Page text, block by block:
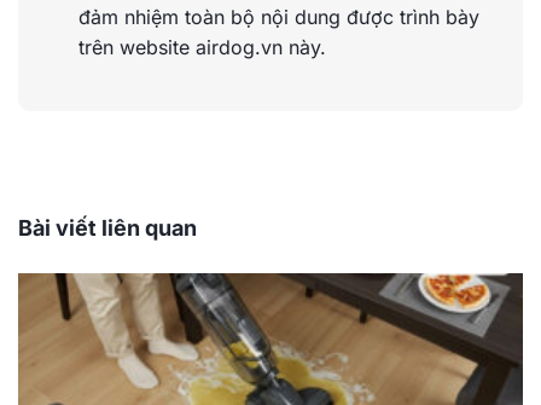
đảm nhiệm toàn bộ nội dung được trình bày
trên website airdog.vn này.
Bài viết liên quan